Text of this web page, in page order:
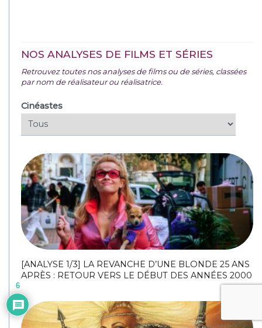
NOS ANALYSES DE FILMS ET SÉRIES
Retrouvez toutes nos analyses de films ou de séries, classées
par nom de réalisateur ou réalisatrice.
Cinéastes
[ANALYSE 1/3] LA REVANCHE D’UNE BLONDE 25 ANS
APRÈS : RETOUR VERS LE DÉBUT DES ANNÉES 2000
6